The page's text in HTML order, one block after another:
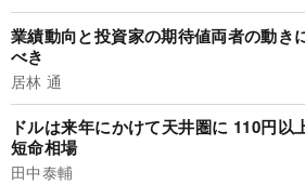
業績動向と投資家の期待値両者の動き
べき
居林 通
ドルは来年にかけて天井圏に 110円以
短命相場
田中泰輔